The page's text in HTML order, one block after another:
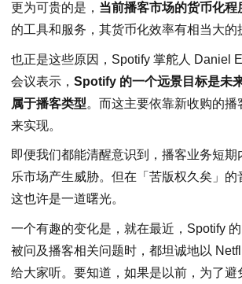
更为可贵的是， 当前播客市场的货币化程
的工具和服务，其货币化效率有相当大的
也正是这些原因，Spotify 掌舵人 Daniel
会议表示， Spotify 的一个远景目标是未
属于播客类型。而这主要依靠新收购的
来实现。
即便我们都能清醒意识到，播客业务短
乐市场产生威胁。但在「苦版权久矣」的
这也许是一道曙光。
一个有趣的变化是，就在最近，Spotify
被问及播客相关问题时，都坦诚地以
给大家听。要知道，如果是以前，为了避